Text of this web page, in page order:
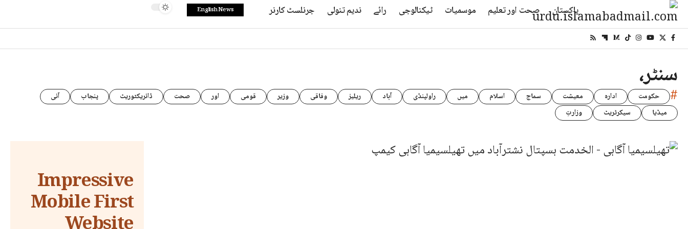
پاکستان صحت اور تعلیم موسمیات ٹیکنالوجی رائے ندیم تنولی جرنلسٹ کارنر English News
سنٹر،
# حکومت ادارہ معیشت سماج اسلام میں راولپنڈی آباد ریلیز وفاقی وزیر قومی اور صحت ڈائریکٹوریٹ پنجاب
آئی
میڈیا
سیکرٹریٹ وزارتِ
Impressive
Mobile First